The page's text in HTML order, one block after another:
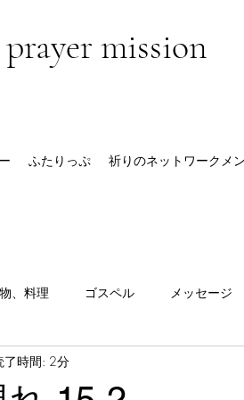
prayer mission
ふたりっぷ 祈りのネットワークメ
、料理 ゴスペル メッセージ
了時間: 2分